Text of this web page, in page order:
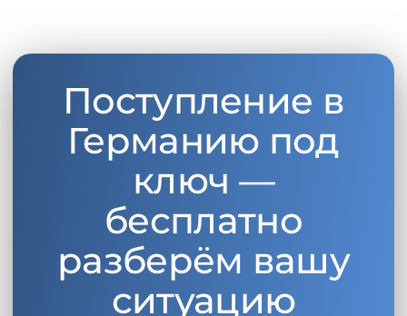
Поступление в
Германию под
ключ —
бесплатно
разберём вашу
ситуацию